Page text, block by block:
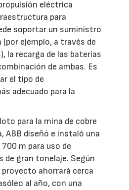
eléctrica
para
soportar un suministro
ejemplo, a través de
la recarga de las baterías
de ambas. Es
el tipo de
adecuado para la
para la mina de cobre
ABB diseñó e instaló una
m para uso de
de gran tonelaje. Según
ahorrará cerca
al año, con una